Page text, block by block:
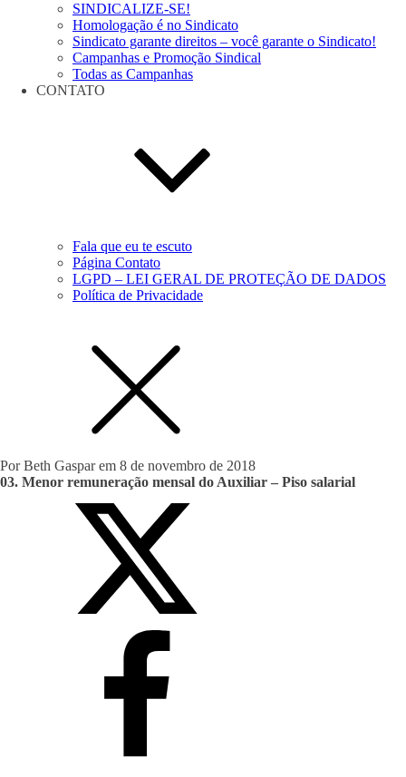
SINDICALIZE-SE!
Homologação é no Sindicato
Sindicato garante direitos – você garante o Sindicato!
Campanhas e Promoção Sindical
Todas as Campanhas
CONTATO
Fala que eu te escuto
Página Contato
LGPD – LEI GERAL DE PROTEÇÃO DE DADOS
Política de Privacidade
PorBeth Gasparem 8 de novembro de 2018
03. Menor remuneração mensal do Auxiliar – Piso salarial